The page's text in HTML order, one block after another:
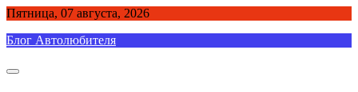
Skip
content
Пятница, 07 августа, 2026
Блог Автолюбителя